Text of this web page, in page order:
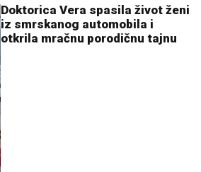
Doktorica Vera spasila život ženi
iz smrskanog automobila i
otkrila mračnu porodičnu tajnu